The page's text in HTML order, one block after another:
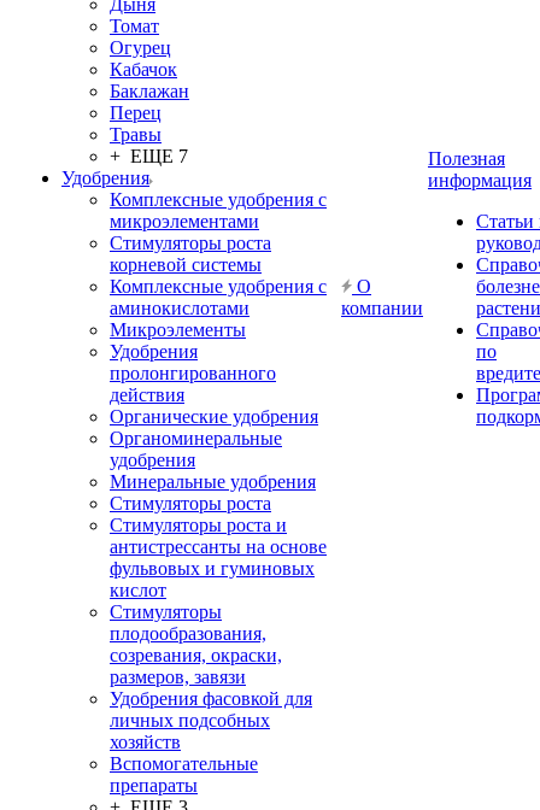
Дыня
Томат
Огурец
Кабачок
Баклажан
Перец
Травы
+ ЕЩЕ 7
Удобрения
Комплексные удобрения с
микроэлементами
Стимуляторы роста
корневой системы
Комплексные удобрения с
аминокислотами
Микроэлементы
Удобрения
пролонгированного
действия
Органические удобрения
Органоминеральные
удобрения
Минеральные удобрения
Стимуляторы роста
Стимуляторы роста и
антистрессанты на основе
фульвовых и гуминовых
кислот
Стимуляторы
плодообразования,
созревания, окраски,
размеров, завязи
Удобрения фасовкой для
личных подсобных
хозяйств
Вспомогательные
препараты
О
компании
Полезная
информация
Статьи
по